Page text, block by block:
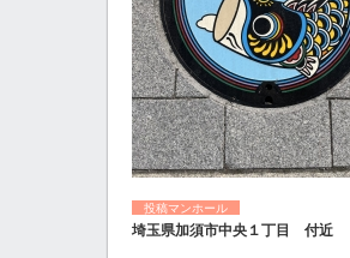
投稿マンホール
埼玉県加須市中央１丁目 付近